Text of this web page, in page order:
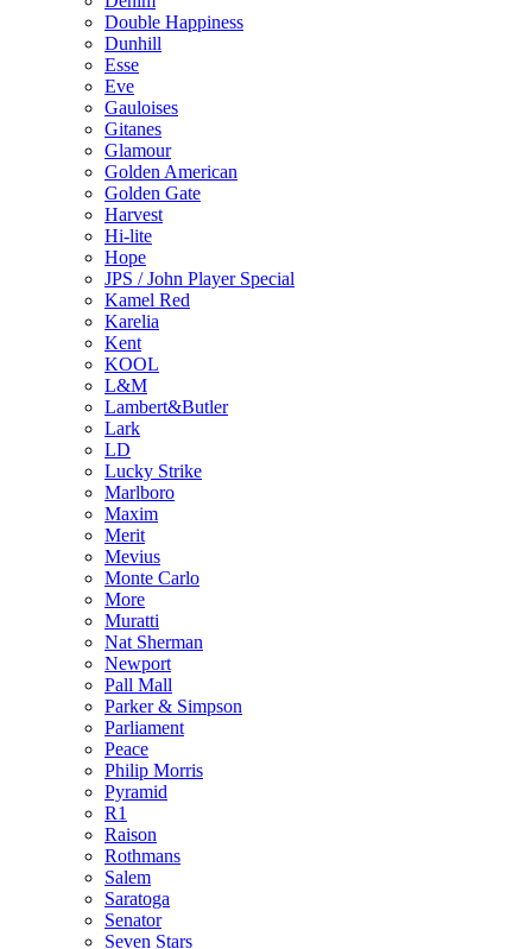
Double Happiness
Dunhill
Esse
Eve
Gauloises
Gitanes
Glamour
Golden American
Golden Gate
Harvest
Hi-lite
Hope
JPS / John Player Special
Kamel Red
Karelia
Kent
KOOL
L&M
Lambert&Butler
Lark
LD
Lucky Strike
Marlboro
Maxim
Merit
Mevius
Monte Carlo
More
Muratti
Nat Sherman
Newport
Pall Mall
Parker & Simpson
Parliament
Peace
Philip Morris
Pyramid
R1
Raison
Rothmans
Salem
Saratoga
Senator
Seven Stars